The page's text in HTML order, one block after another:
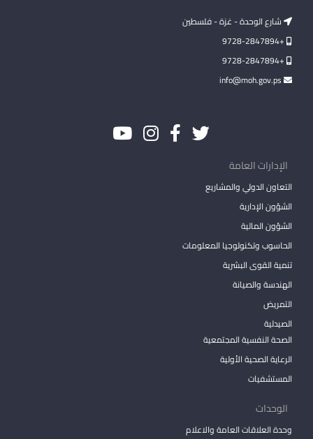
شارع الوحدة - غزة - فلسطين
+9728-2847894
+9728-2847894
الإدارات العامة
التعاون الدولي والمشاريع
الشؤون الإدارية
الشؤون المالية
الحاسوب وتكنولوجيا المعلومات
تنمية القوى البشرية
الهندسة والصيانة
التمريض
الصيدلية
الصحة النفسية المجتمعية
الرعاية الصحية الأولية
المستشفيات
الوحدات
وحدة العلاقات العامة والاعلام